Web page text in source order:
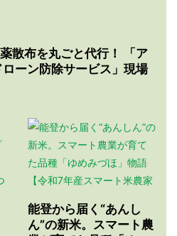
散布を丸ごと代行！ 「ア
ーン防除サービス」現場
能登から届く“あんし
ん”の新米。スマート農